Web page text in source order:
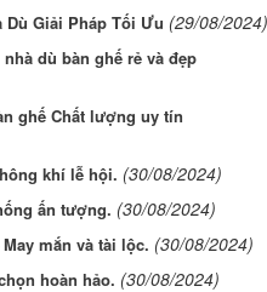
Dù Giải Pháp Tối Ưu (29/08/2024)
dù bàn ghế rẻ và đẹp
ghế Chất lượng uy tín
khí lễ hội. (30/08/2024)
ấn tượng. (30/08/2024)
mắn và tài lộc. (30/08/2024)
hoàn hảo. (30/08/2024)